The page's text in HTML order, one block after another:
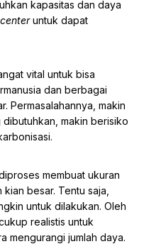
kapasitas dan daya
untuk dapat
vital untuk bisa
dan berbagai
Permasalahannya, makin
makin berisiko
membuat ukuran
besar. Tentu saja,
untuk dilakukan. Oleh
realistis untuk
mengurangi jumlah daya.